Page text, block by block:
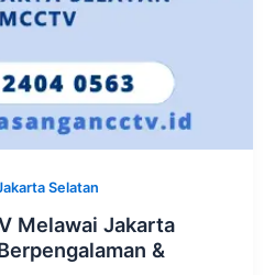
Selatan
Melawai Jakarta
&